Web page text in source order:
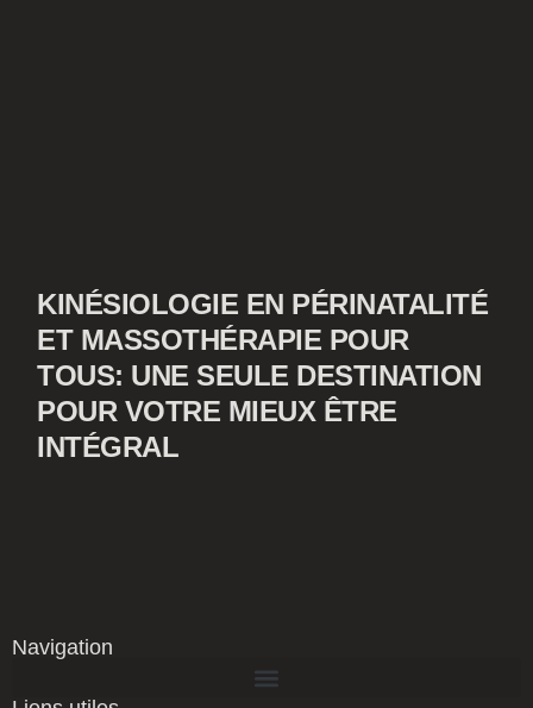
KINÉSIOLOGIE EN PÉRINATALITÉ
ET MASSOTHÉRAPIE POUR
TOUS: UNE SEULE DESTINATION
POUR VOTRE MIEUX ÊTRE
INTÉGRAL
Navigation